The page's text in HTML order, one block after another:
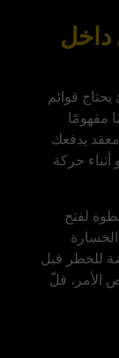
داخل
يحتاج قوائم
مفهومًا
يدفعك
حركة
لفتح
للخطر قبل
الأمر، قلّ